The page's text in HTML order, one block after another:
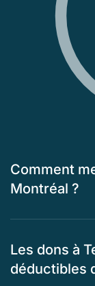
Comment
Montréal ?
Les dons à
déductibles